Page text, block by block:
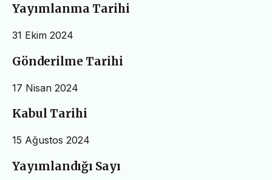
Yayımlanma Tarihi
31 Ekim 2024
Gönderilme Tarihi
17 Nisan 2024
Kabul Tarihi
15 Ağustos 2024
Yayımlandığı Sayı